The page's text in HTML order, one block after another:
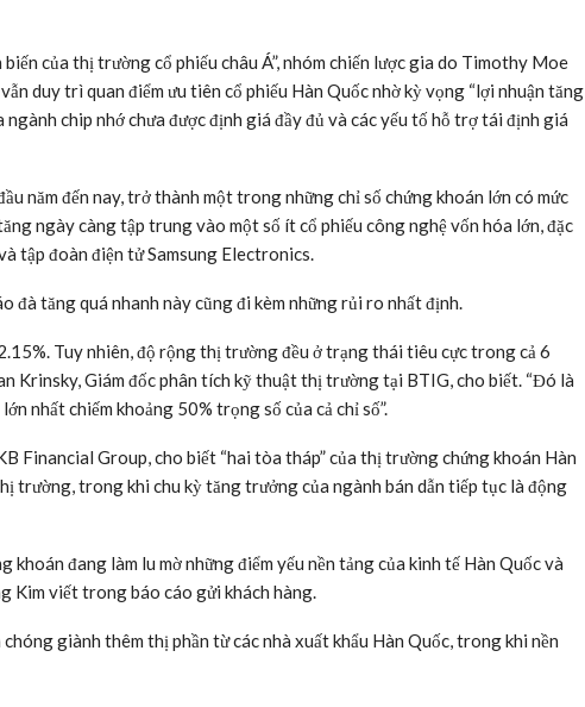
biến của thị trường cổ phiếu châu Á”, nhóm chiến lược gia do Timothy Moe
duy trì quan điểm ưu tiên cổ phiếu Hàn Quốc nhờ kỳ vọng “lợi nhuận tăng
chip nhớ chưa được định giá đầy đủ và các yếu tố hỗ trợ tái định giá
năm đến nay, trở thành một trong những chỉ số chứng khoán lớn có mức
ngày càng tập trung vào một số ít cổ phiếu công nghệ vốn hóa lớn, đặc
tập đoàn điện tử Samsung Electronics.
đà tăng quá nhanh này cũng đi kèm những rủi ro nhất định.
Tuy nhiên, độ rộng thị trường đều ở trạng thái tiêu cực trong cả 6
Krinsky, Giám đốc phân tích kỹ thuật thị trường tại BTIG, cho biết. “Đó là
nhất chiếm khoảng 50% trọng số của cả chỉ số”.
Financial Group, cho biết “hai tòa tháp” của thị trường chứng khoán Hàn
trường, trong khi chu kỳ tăng trưởng của ngành bán dẫn tiếp tục là động
khoán đang làm lu mờ những điểm yếu nền tảng của kinh tế Hàn Quốc và
Kim viết trong báo cáo gửi khách hàng.
giành thêm thị phần từ các nhà xuất khẩu Hàn Quốc, trong khi nền